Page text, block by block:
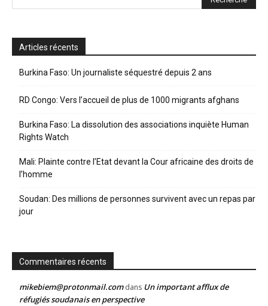
Articles récents
Burkina Faso: Un journaliste séquestré depuis 2 ans
RD Congo: Vers l’accueil de plus de 1000 migrants afghans
Burkina Faso: La dissolution des associations inquiète Human
Rights Watch
Mali: Plainte contre l’Etat devant la Cour africaine des droits de
l’homme
Soudan: Des millions de personnes survivent avec un repas par
jour
Commentaires récents
mikebiem@protonmail.comdans Un important afflux de
réfugiés soudanais en perspective